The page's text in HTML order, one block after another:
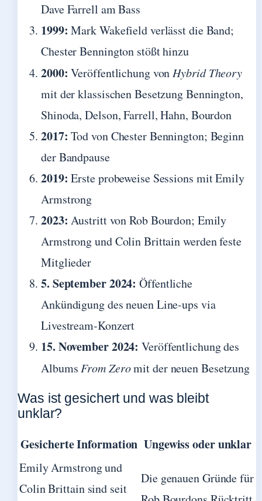
Dave Farrell am Bass
1999: Mark Wakefield verlässt die Band;
Chester Bennington stößt hinzu
2000: Veröffentlichung vonHybrid Theory
mit der klassischen Besetzung Bennington,
Shinoda, Delson, Farrell, Hahn, Bourdon
2017: Tod von Chester Bennington; Beginn
der Bandpause
2019: Erste probeweise Sessions mit Emily
Armstrong
2023: Austritt von Rob Bourdon; Emily
Armstrong und Colin Brittain werden feste
Mitglieder
5. September 2024: Öffentliche
Ankündigung des neuen Line-ups via
Livestream-Konzert
15. November 2024: Veröffentlichung des
AlbumsFrom Zeromit der neuen Besetzung
Was ist gesichert und was bleibt
unklar?
Gesicherte Information Ungewiss oder unklar
Emily Armstrong und
Colin Brittain sind seit
Die genauen Gründe für